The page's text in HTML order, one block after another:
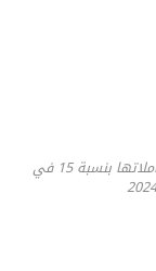
مجموعة المكتب الشريف للفوسفاط تحسن رقم معاملاتها بنسبة 15 في